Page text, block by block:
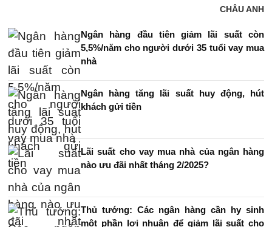
CHÂU ANH
Ngân hàng đầu tiên giảm lãi suất còn
5,5%/năm cho người dưới 35 tuổi vay mua
nhà
Ngân hàng tăng lãi suất huy động, hút
khách gửi tiền
Lãi suất cho vay mua nhà của ngân hàng
nào ưu đãi nhất tháng 2/2025?
Thủ tướng: Các ngân hàng cần hy sinh
một phần lợi nhuận để giảm lãi suất cho